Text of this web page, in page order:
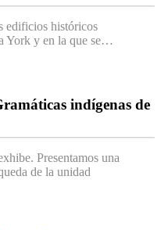
edificios históricos
York y en la que se…
indígenas de
Presentamos una
de la unidad